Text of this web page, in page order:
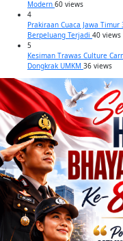
Modern 60 views
4
Prakiraan Cuaca Jawa
Berpeluang Terjadi 40 views
5
Kesiman Trawas Culture
Dongkrak UMKM 36 views